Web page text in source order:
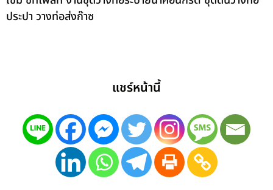
ประปา วางท่อส่งก๊าซ
แชร์หน้านี้